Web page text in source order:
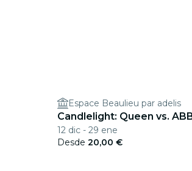
Espace Beaulieu par adelis
Candlelight: Queen vs.
12 dic - 29 ene
Desde 20,00 €